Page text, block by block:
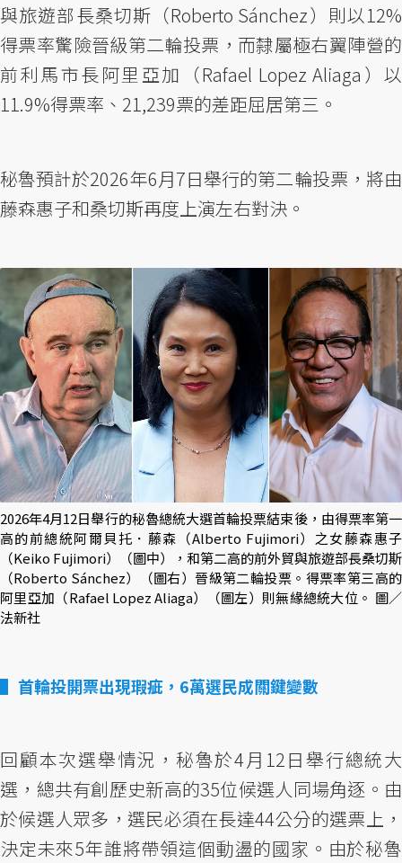
與旅遊部長桑切斯（Roberto Sánchez）則以12%
得票率驚險晉級第二輪投票，而隸屬極右翼陣營的
前利馬市長阿里亞加（Rafael Lopez Aliaga）以
11.9%得票率、21,239票的差距屈居第三。
秘魯預計於2026年6月7日舉行的第二輪投票，將由
藤森惠子和桑切斯再度上演左右對決。
2026年4月12日舉行的秘魯總統大選首輪投票結束後，由得票率第一
高的前總統阿爾貝托．藤森（Alberto Fujimori）之女藤森惠子
（Keiko Fujimori）（圖中），和第二高的前外貿與旅遊部長桑切斯
（Roberto Sánchez）（圖右）晉級第二輪投票。得票率第三高的
阿里亞加（Rafael Lopez Aliaga）（圖左）則無緣總統大位。 圖／
法新社
首輪投開票出現瑕疵，6萬選民成關鍵變數
回顧本次選舉情況，秘魯於4月12日舉行總統大
選，總共有創歷史新高的35位候選人同場角逐。由
於候選人眾多，選民必須在長達44公分的選票上，
決定未來5年誰將帶領這個動盪的國家。由於秘魯